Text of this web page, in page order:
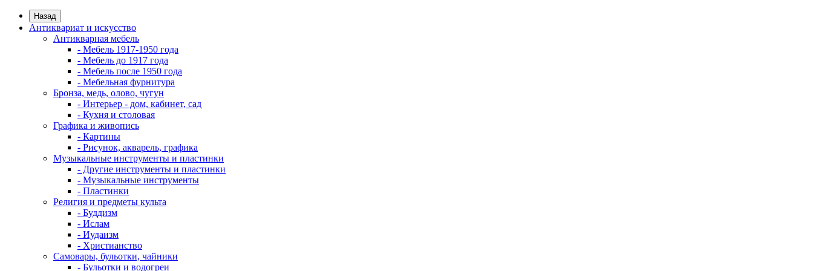
Назад
Антиквариат и искусство
Антикварная мебель
- Мебель 1917-1950 года
- Мебель до 1917 года
- Мебель после 1950 года
- Мебельная фурнитура
Бронза, медь, олово, чугун
- Интерьер - дом, кабинет, сад
- Кухня и столовая
Графика и живопись
- Картины
- Рисунок, акварель, графика
Музыкальные инструменты и пластинки
- Другие инструменты и пластинки
- Музыкальные инструменты
- Пластинки
Религия и предметы культа
- Буддизм
- Ислам
- Иудаизм
- Христианство
Самовары, бульотки, чайники
- Бульотки и водогреи